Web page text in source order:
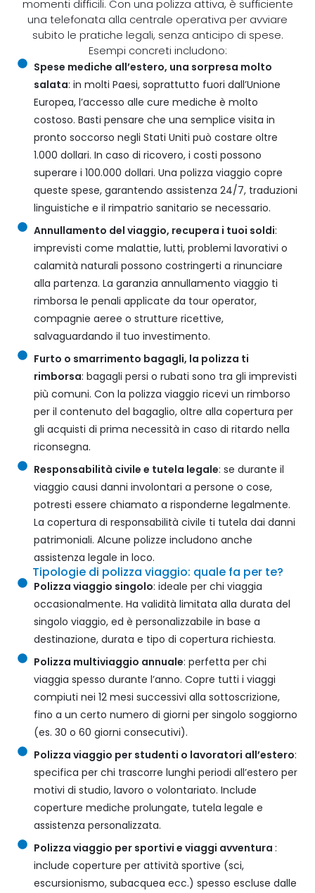
momenti difficili. Con una polizza attiva, è sufficiente
una telefonata alla centrale operativa per avviare
subito le pratiche legali, senza anticipo di spese.
Esempi concreti includono:
Spese mediche all’estero, una sorpresa molto
salata: in molti Paesi, soprattutto fuori dall’Unione
Europea, l’accesso alle cure mediche è molto
costoso. Basti pensare che una semplice visita in
pronto soccorso negli Stati Uniti può costare oltre
1.000 dollari. In caso di ricovero, i costi possono
superare i 100.000 dollari. Una polizza viaggio copre
queste spese, garantendo assistenza 24/7, traduzioni
linguistiche e il rimpatrio sanitario se necessario.
Annullamento del viaggio, recupera i tuoi soldi:
imprevisti come malattie, lutti, problemi lavorativi o
calamità naturali possono costringerti a rinunciare
alla partenza. La garanzia annullamento viaggio ti
rimborsa le penali applicate da tour operator,
compagnie aeree o strutture ricettive,
salvaguardando il tuo investimento.
Furto o smarrimento bagagli, la polizza ti
rimborsa: bagagli persi o rubati sono tra gli imprevisti
più comuni. Con la polizza viaggio ricevi un rimborso
per il contenuto del bagaglio, oltre alla copertura per
gli acquisti di prima necessità in caso di ritardo nella
riconsegna.
Responsabilità civile e tutela legale: se durante il
viaggio causi danni involontari a persone o cose,
potresti essere chiamato a risponderne legalmente.
La copertura di responsabilità civile ti tutela dai danni
patrimoniali. Alcune polizze includono anche
assistenza legale in loco.
Tipologie di polizza viaggio: quale fa per te?
Polizza viaggio singolo: ideale per chi viaggia
occasionalmente. Ha validità limitata alla durata del
singolo viaggio, ed è personalizzabile in base a
destinazione, durata e tipo di copertura richiesta.
Polizza multiviaggio annuale: perfetta per chi
viaggia spesso durante l’anno. Copre tutti i viaggi
compiuti nei 12 mesi successivi alla sottoscrizione,
fino a un certo numero di giorni per singolo soggiorno
(es. 30 o 60 giorni consecutivi).
Polizza viaggio per studenti o lavoratori all’estero:
specifica per chi trascorre lunghi periodi all’estero per
motivi di studio, lavoro o volontariato. Include
coperture mediche prolungate, tutela legale e
assistenza personalizzata.
Polizza viaggio per sportivi e viaggi avventura :
include coperture per attività sportive (sci,
escursionismo, subacquea ecc.) spesso escluse dalle